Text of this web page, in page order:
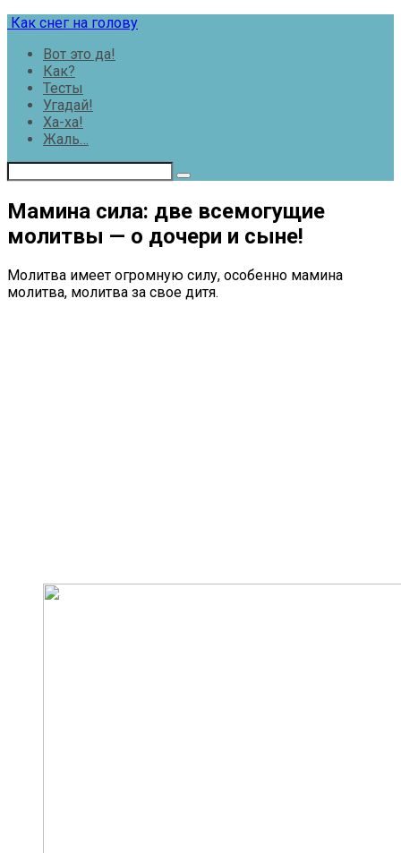
Перейти
контенту
Как снег на голову
Вот это да!
Как?
Тесты
Угадай!
Ха-ха!
Жаль…
Мамина сила: две всемогущие
молитвы — о дочери и сыне!
Молитва имеет огромную силу, особенно мамина
молитва, молитва за свое дитя.